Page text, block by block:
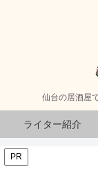
仙台の居酒屋
ライター紹介
PR